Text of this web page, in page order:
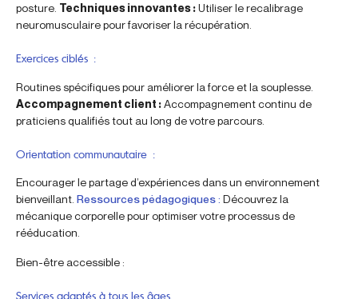
posture. Techniques innovantes :Utiliser le recalibrage
neuromusculaire pour favoriser la récupération.
Exercices ciblés :
Routines spécifiques pour améliorer la force et la souplesse.
Accompagnement client :Accompagnement continu de
praticiens qualifiés tout au long de votre parcours.
Orientation communautaire :
Encourager le partage d’expériences dans un environnement
bienveillant. Ressources pédagogiques : Découvrez la
mécanique corporelle pour optimiser votre processus de
rééducation.
Bien-être accessible :
Services adaptés à tous les âges.